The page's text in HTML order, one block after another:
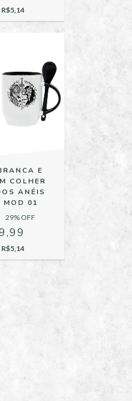
R$5,14
E
COLHER
ANÉIS
MOD 01
29% OFF
R$5,14